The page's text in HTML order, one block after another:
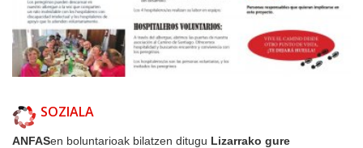
SOZIALA
ANFASen boluntarioak bilatzen ditugu Lizarrako gure